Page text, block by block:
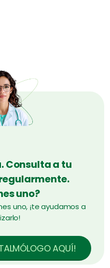
Consulta a tu
uno?
uno, ¡te ayudamos a
AQUÍ!